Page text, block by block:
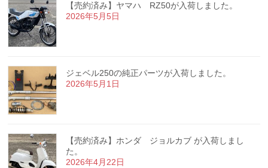
【売約済み】ヤマハ RZ50が入荷しました。
2026年5月5日
ジェベル250の純正パーツが入荷しました。
2026年5月1日
【売約済み】ホンダ ジョルカブ が入荷しまし
た。
2026年4月22日